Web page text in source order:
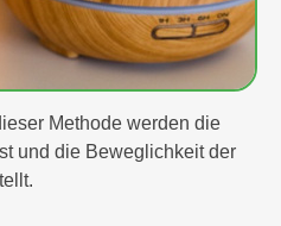
Methode werden die
und die Beweglichkeit der